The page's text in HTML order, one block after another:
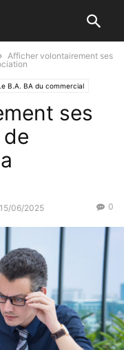
Afficher volontairement ses
B.A. BA du commercial
ses
15/06/2025 0